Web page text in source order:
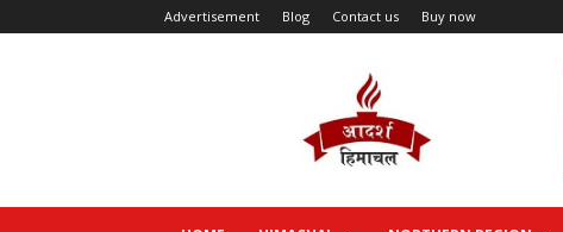
Advertisement Blog Contact us Buy now